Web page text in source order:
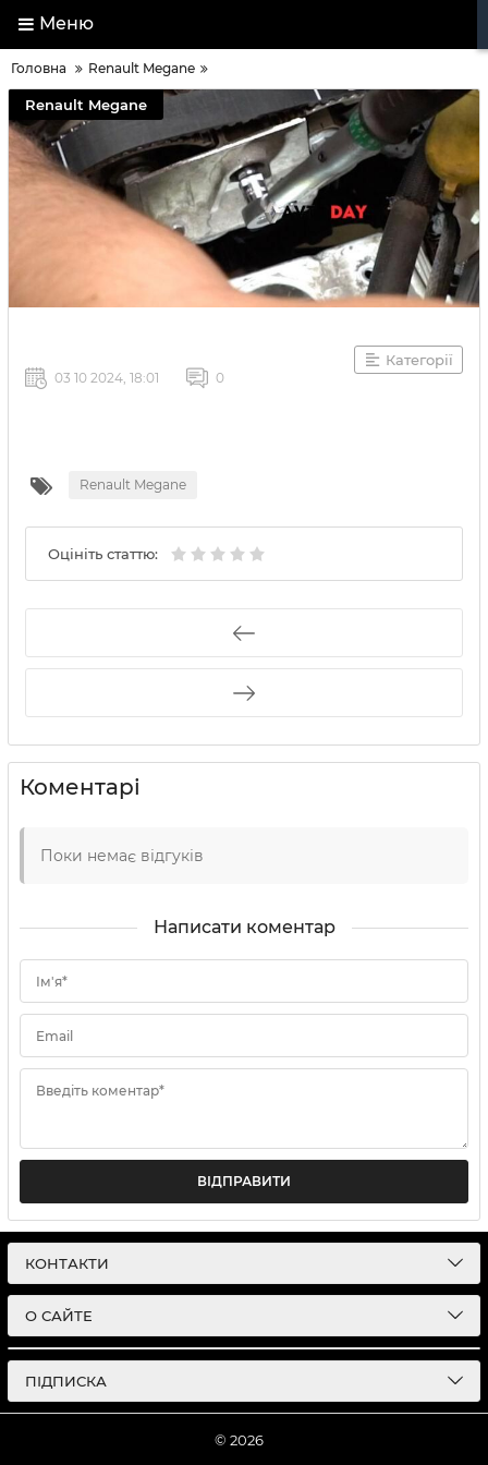
Меню
Головна Renault Megane
Renault Megane
Категорії
03 10 2024, 18:01 0
Renault Megane
Оцініть статтю:
Коментарі
Поки немає відгуків
Написати коментар
Ім'я*
Email
Введіть коментар*
ВІДПРАВИТИ
КОНТАКТИ
О САЙТЕ
ПІДПИСКА
© 2026